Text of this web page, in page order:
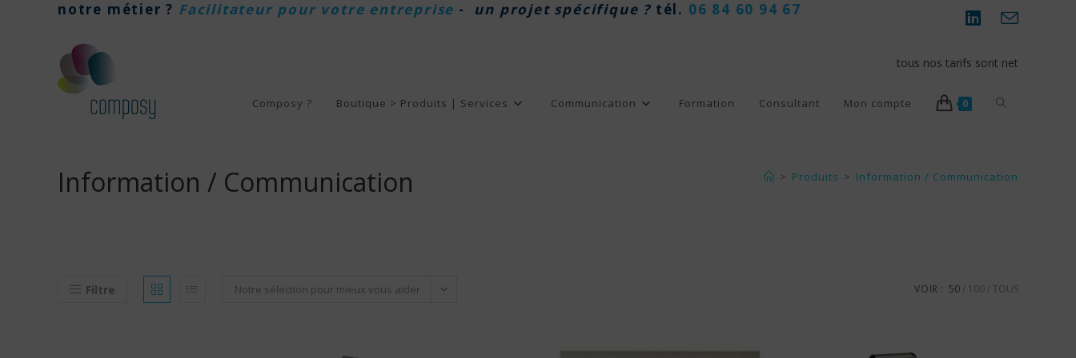
notre métier ? Facilitateur pour votre entreprise - un projet spécifique ? tél. 06 84 60 94 67
tous nos tarifs sont net
Composy ? Boutique > Produits | Services Communication Formation Consultant Mon compte 0 Toggle
search
Information / Communication > Produits > Information / Communication
Filtre Notre sélection pour mieux vous aider VOIR : 50 100 TOUS